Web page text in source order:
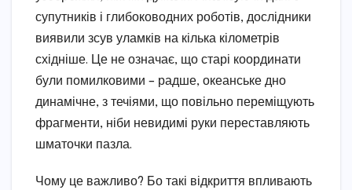
супутників і глибоководних роботів, дослідники
виявили зсув уламків на кілька кілометрів
східніше. Це не означає, що старі координати
були помилковими – радше, океанське дно
динамічне, з течіями, що повільно переміщують
фрагменти, ніби невидимі руки переставляють
шматочки пазла.
Чому це важливо? Бо такі відкриття впливають